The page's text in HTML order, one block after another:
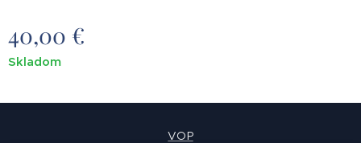
40,00 €
Skladom
VOP